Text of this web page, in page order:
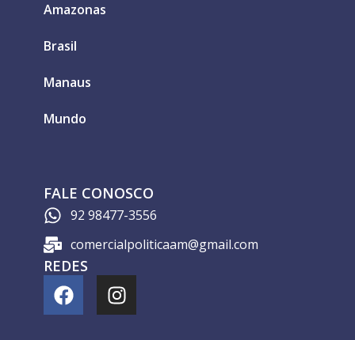
Amazonas
Brasil
Manaus
Mundo
FALE CONOSCO
92 98477-3556
comercialpoliticaam@gmail.com
REDES
F
a
I
n